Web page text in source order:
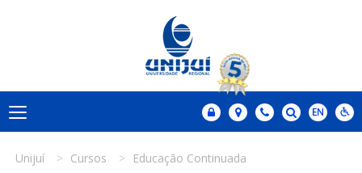
Unijuí Cursos
Educação Continuada